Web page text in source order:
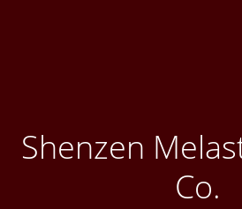
Shenzen
Co.